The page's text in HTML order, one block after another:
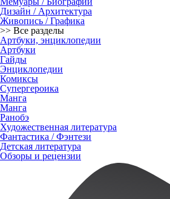
Дизайн / Архитектура
Живопись / Графика
>> Все разделы
Артбуки, энциклопедии
Артбуки
Гайды
Энциклопедии
Комиксы
Супергероика
Манга
Манга
Ранобэ
Художественная литература
Фантастика / Фэнтези
Детская литература
Обзоры и рецензии